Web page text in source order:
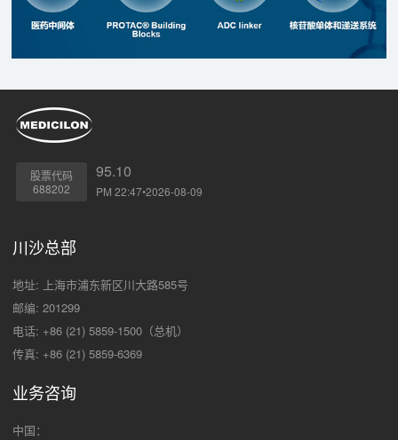
股票代码
688202
95.10
PM 22:47•2026-08-09
川沙总部
地址: 上海市浦东新区川大路585号
邮编: 201299
电话: +86 (21) 5859-1500（总机）
传真: +86 (21) 5859-6369
业务咨询
中国：